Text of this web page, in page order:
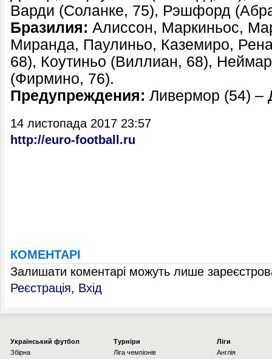
Варди (Соланке, 75), Рэшфорд
Бразилия: Алиссон, Маркиньос,
Миранда, Паулиньо, Каземиро,
68), Коутиньо (Виллиан, 68),
(Фирмино, 76).
Предупреждения: Ливермор (54) –
14 листопада 2017 23:57
http://euro-football.ru
КОМЕНТАРІ
Залишати коментарі можуть лише
Реєстрація, Вхід
Українcький футбол
Збірна
Турніри
Ліга чемпіонів
Ліги
Англія